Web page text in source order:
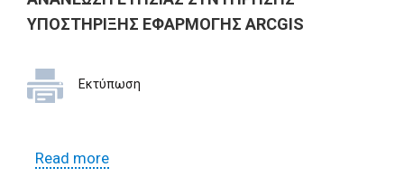
ΥΠΟΣΤΗΡΙΞΗΣ ΕΦΑΡΜΟΓΗΣ ARCGIS
Εκτύπωση
Read moreabout ΠΡΟΣΚΛΗΣΗ ΥΠΟΒΟΛΗΣ